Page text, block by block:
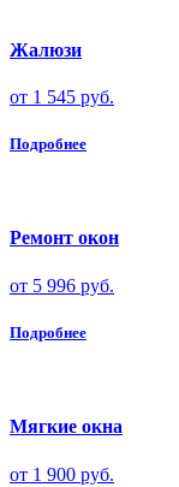
Жалюзи
от 1 545 руб.
Подробнее
Ремонт окон
от 5 996 руб.
Подробнее
Мягкие окна
от 1 900 руб.